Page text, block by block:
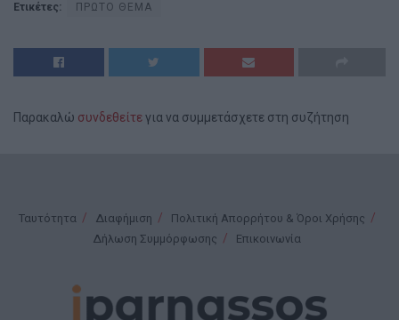
Ετικέτες: ΠΡΩΤΟ ΘΕΜΑ
Παρακαλώ συνδεθείτεγια να συμμετάσχετε στη συζήτηση
Ταυτότητα Διαφήμιση
Πολιτική Απορρήτου & Όροι Χρήσης
Δήλωση Συμμόρφωσης
Επικοινωνία